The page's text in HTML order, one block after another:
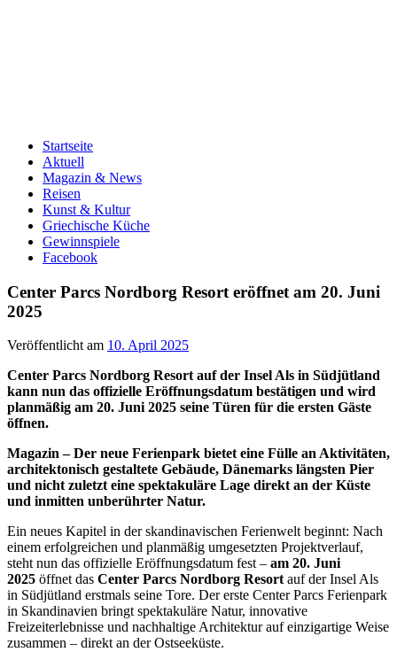
Startseite
Aktuell
Magazin & News
Reisen
Kunst & Kultur
Griechische Küche
Gewinnspiele
Facebook
Center Parcs Nordborg Resort eröffnet am 20. Juni
2025
Veröffentlicht am 10. April 2025
Center Parcs Nordborg Resort auf der Insel Als in Südjütland
kann nun das offizielle Eröffnungsdatum bestätigen und wird
planmäßig am 20. Juni 2025 seine Türen für die ersten Gäste
öffnen.
Magazin – Der neue Ferienpark bietet eine Fülle an Aktivitäten,
architektonisch gestaltete Gebäude, Dänemarks längsten Pier
und nicht zuletzt eine spektakuläre Lage direkt an der Küste
und inmitten unberührter Natur.
Ein neues Kapitel in der skandinavischen Ferienwelt beginnt: Nach
einem erfolgreichen und planmäßig umgesetzten Projektverlauf,
steht nun das offizielle Eröffnungsdatum fest – am 20. Juni
2025 öffnet das Center Parcs Nordborg Resortauf der Insel Als
in Südjütland erstmals seine Tore. Der erste Center Parcs Ferienpark
in Skandinavien bringt spektakuläre Natur, innovative
Freizeiterlebnisse und nachhaltige Architektur auf einzigartige Weise
zusammen – direkt an der Ostseeküste.